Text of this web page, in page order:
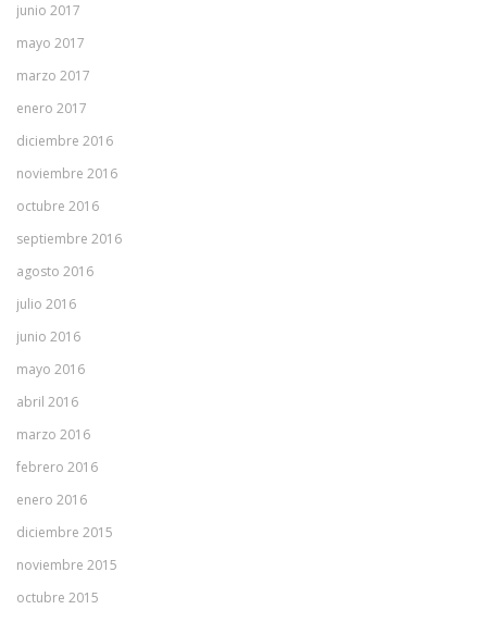
junio 2017
mayo 2017
marzo 2017
enero 2017
diciembre 2016
noviembre 2016
octubre 2016
septiembre 2016
agosto 2016
julio 2016
junio 2016
mayo 2016
abril 2016
marzo 2016
febrero 2016
enero 2016
diciembre 2015
noviembre 2015
octubre 2015